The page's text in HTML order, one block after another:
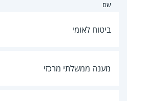
שם
ביטוח לאומי
מענה ממשלתי מרכזי